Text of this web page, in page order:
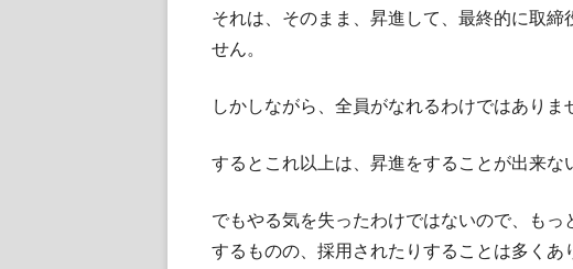
それは、そのまま、昇進して、最終的に取
せん。
しかしながら、全員がなれるわけではありま
するとこれ以上は、昇進をすることが出来な
でもやる気を失ったわけではないので、も
するものの、採用されたりすることは多くあ